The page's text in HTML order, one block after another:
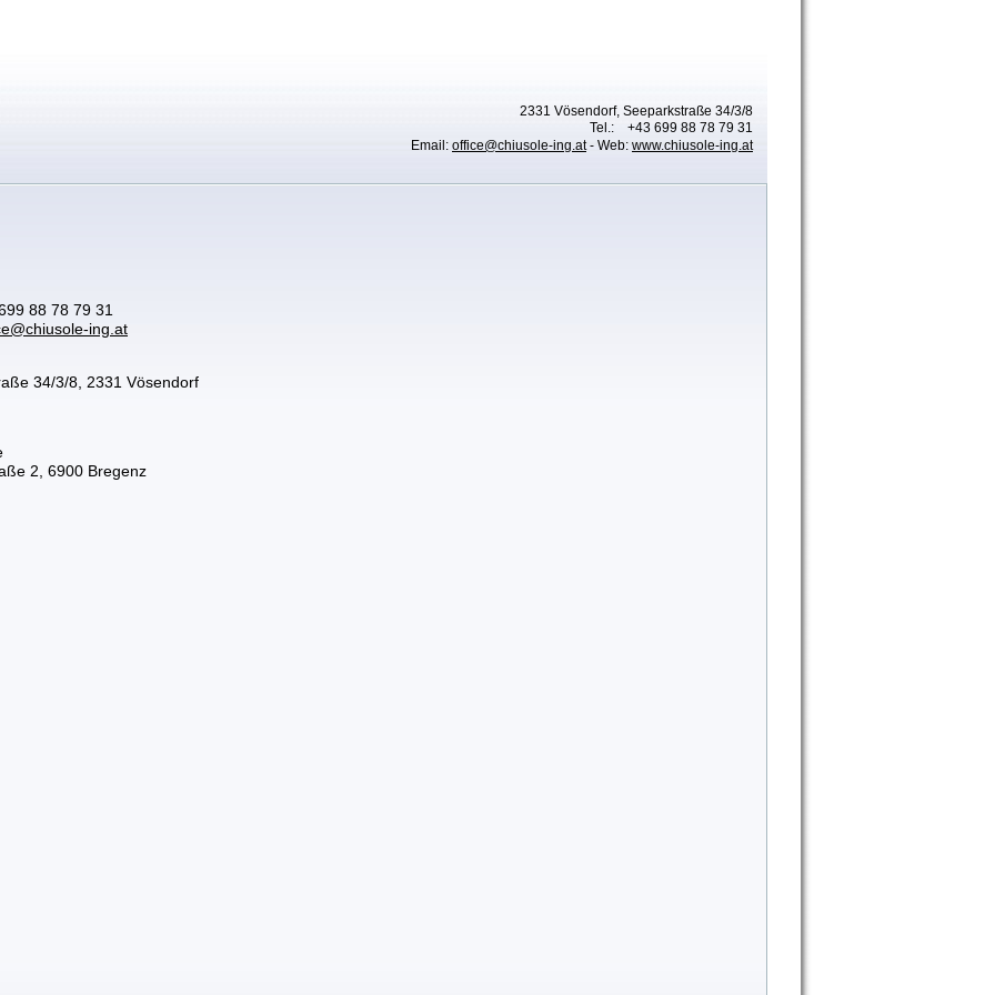
2331 Vösendorf, Seeparkstraße 34/3/8
Tel.: +43 699 88 78 79 31
Email: office@chiusole-ing.at- Web: www.chiusole-ing.at
88 78 79 31
ing.at
34/3/8, 2331 Vösendorf
2, 6900 Bregenz